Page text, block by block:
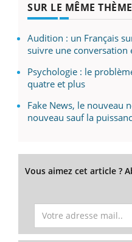
SUR LE MÊME THÈME
Audition : un Français
suivre une conversation
Psychologie : le
quatre et plus
Fake News, le nouveau
nouveau sauf la
Vous aimez cet article ?